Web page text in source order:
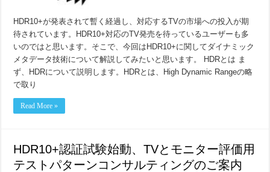
HDR10+が発表されて暫く経過し、対応するTVの市場への投入が期
待されています。HDR10+対応のTV発売を待っているユーザーも多
いのではと思います。そこで、今回はHDR10+に関してダイナミック
メタデータ技術について解説してみたいと思います。 HDRとは ま
ず、HDRについて説明します。HDRとは、High Dynamic Rangeの略
で取り
Read More »
HDR10+認証試験始動、TVとモニター評価用
テストパターンコンサルティングのご案内